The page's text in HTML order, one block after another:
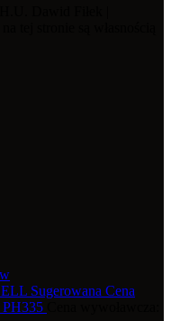
Sugerowana Cena